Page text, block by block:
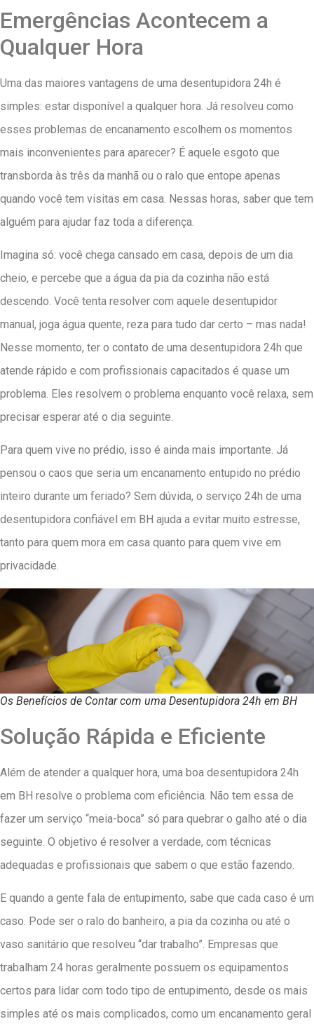
Emergências Acontecem a
Qualquer Hora
Uma das maiores vantagens de uma desentupidora 24h é
simples: estar disponível a qualquer hora. Já resolveu como
esses problemas de encanamento escolhem os momentos
mais inconvenientes para aparecer? É aquele esgoto que
transborda às três da manhã ou o ralo que entope apenas
quando você tem visitas em casa. Nessas horas, saber que tem
alguém para ajudar faz toda a diferença.
Imagina só: você chega cansado em casa, depois de um dia
cheio, e percebe que a água da pia da cozinha não está
descendo. Você tenta resolver com aquele desentupidor
manual, joga água quente, reza para tudo dar certo – mas nada!
Nesse momento, ter o contato de uma desentupidora 24h que
atende rápido e com profissionais capacitados é quase um
problema. Eles resolvem o problema enquanto você relaxa, sem
precisar esperar até o dia seguinte.
Para quem vive no prédio, isso é ainda mais importante. Já
pensou o caos que seria um encanamento entupido no prédio
inteiro durante um feriado? Sem dúvida, o serviço 24h de uma
desentupidora confiável em BH ajuda a evitar muito estresse,
tanto para quem mora em casa quanto para quem vive em
privacidade.
Os Benefícios de Contar com uma Desentupidora 24h em BH
Solução Rápida e Eficiente
Além de atender a qualquer hora, uma boa desentupidora 24h
em BH resolve o problema com eficiência. Não tem essa de
fazer um serviço “meia-boca” só para quebrar o galho até o dia
seguinte. O objetivo é resolver a verdade, com técnicas
adequadas e profissionais que sabem o que estão fazendo.
E quando a gente fala de entupimento, sabe que cada caso é um
caso. Pode ser o ralo do banheiro, a pia da cozinha ou até o
vaso sanitário que resolveu “dar trabalho”. Empresas que
trabalham 24 horas geralmente possuem os equipamentos
certos para lidar com todo tipo de entupimento, desde os mais
simples até os mais complicados, como um encanamento geral